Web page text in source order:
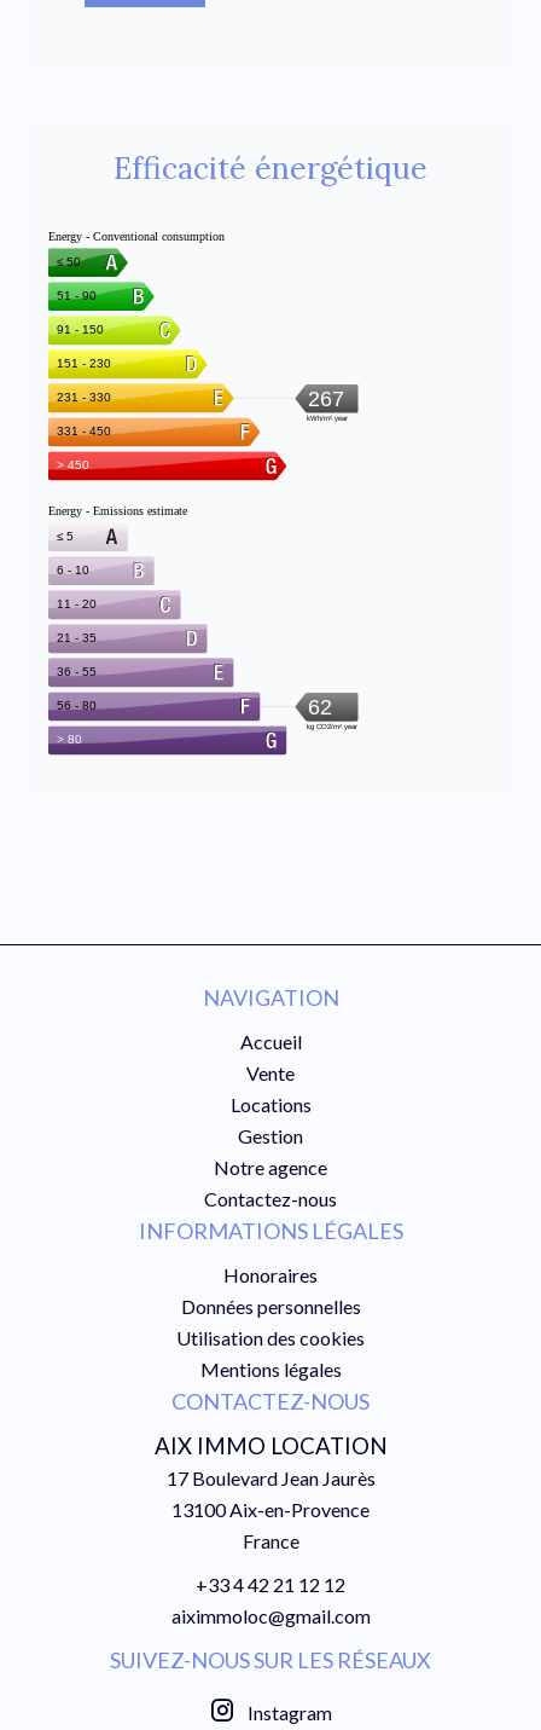
Efficacité énergétique
NAVIGATION
Accueil
Vente
Locations
Gestion
Notre agence
Contactez-nous
INFORMATIONS LÉGALES
Honoraires
Données personnelles
Utilisation des cookies
Mentions légales
CONTACTEZ-NOUS
AIX IMMO LOCATION
17 Boulevard Jean Jaurès
13100Aix-en-Provence
France
+33 4 42 21 12 12
aiximmoloc@gmail.com
SUIVEZ-NOUS SUR LES RÉSEAUX
Instagram